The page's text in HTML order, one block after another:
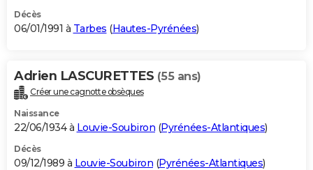
Décès
06/01/1991 à Tarbes (Hautes-Pyrénées)
Adrien LASCURETTES (55 ans)
Créer une cagnotte obsèques
Naissance
22/06/1934 à Louvie-Soubiron (Pyrénées-Atlantiques)
Décès
09/12/1989 à Louvie-Soubiron (Pyrénées-Atlantiques)